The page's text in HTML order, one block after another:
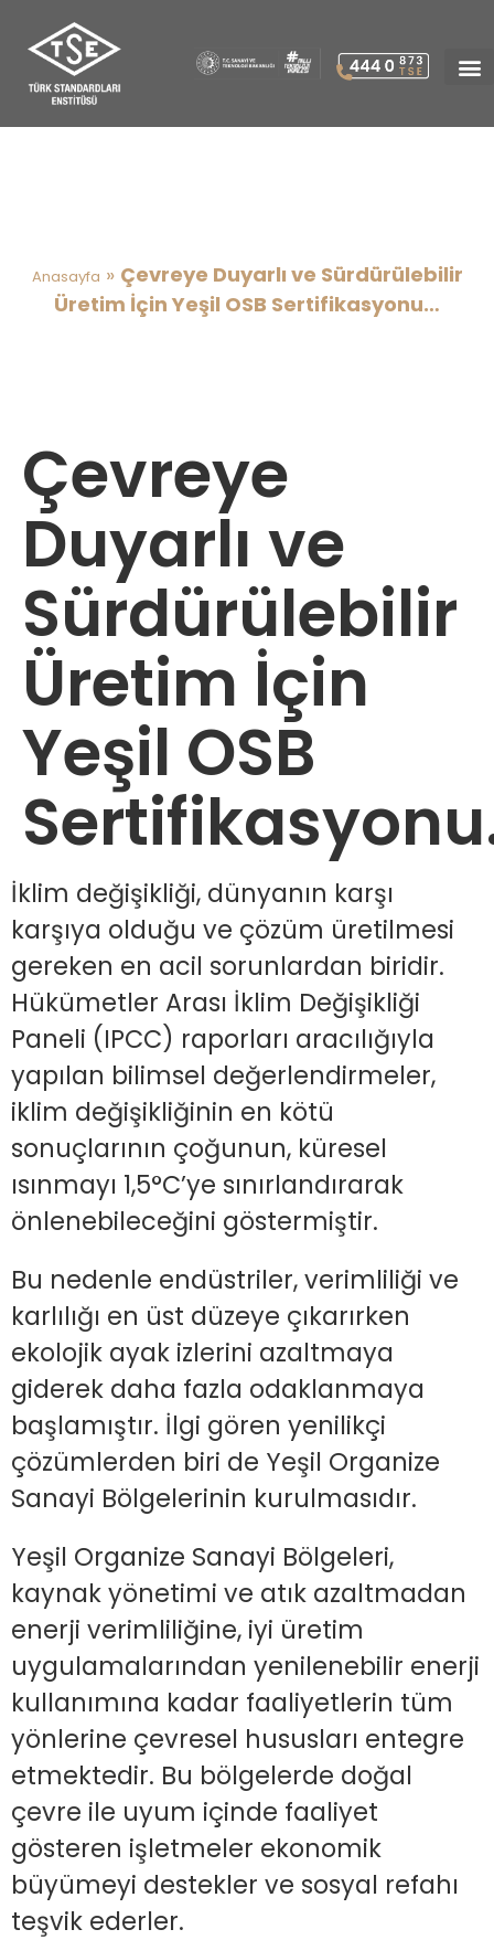
Anasayfa » Çevreye Duyarlı ve Sürdürülebilir
Üretim İçin Yeşil OSB Sertifikasyonu…
Çevreye
Duyarlı ve
Sürdürülebilir
Üretim İçin
Yeşil OSB
İklim değişikliği, dünyanın karşı
karşıya olduğu ve çözüm üretilmesi
gereken en acil sorunlardan biridir.
Hükümetler Arası İklim Değişikliği
Paneli (IPCC) raporları aracılığıyla
yapılan bilimsel değerlendirmeler,
iklim değişikliğinin en kötü
sonuçlarının çoğunun, küresel
ısınmayı 1,5°C’ye sınırlandırarak
önlenebileceğini göstermiştir.
Bu nedenle endüstriler, verimliliği ve
karlılığı en üst düzeye çıkarırken
ekolojik ayak izlerini azaltmaya
giderek daha fazla odaklanmaya
başlamıştır. İlgi gören yenilikçi
çözümlerden biri de Yeşil Organize
Sanayi Bölgelerinin kurulmasıdır.
Yeşil Organize Sanayi Bölgeleri,
kaynak yönetimi ve atık azaltmadan
enerji verimliliğine, iyi üretim
uygulamalarından yenilenebilir enerji
kullanımına kadar faaliyetlerin tüm
yönlerine çevresel hususları entegre
etmektedir. Bu bölgelerde doğal
çevre ile uyum içinde faaliyet
gösteren işletmeler ekonomik
büyümeyi destekler ve sosyal refahı
teşvik ederler.